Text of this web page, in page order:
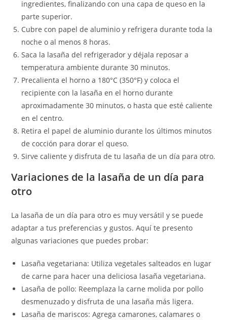
ingredientes, finalizando con una capa de queso en la
parte superior.
Cubre con papel de aluminio y refrigera durante toda la
noche o al menos 8 horas.
Saca la lasaña del refrigerador y déjala reposar a
temperatura ambiente durante 30 minutos.
Precalienta el horno a 180°C (350°F) y coloca el
recipiente con la lasaña en el horno durante
aproximadamente 30 minutos, o hasta que esté caliente
en el centro.
Retira el papel de aluminio durante los últimos minutos
de cocción para dorar el queso.
Sirve caliente y disfruta de tu lasaña de un día para otro.
Variaciones de la lasaña de un día para
otro
La lasaña de un día para otro es muy versátil y se puede
adaptar a tus preferencias y gustos. Aquí te presento
algunas variaciones que puedes probar:
Lasaña vegetariana: Utiliza vegetales salteados en lugar
de carne para hacer una deliciosa lasaña vegetariana.
Lasaña de pollo: Reemplaza la carne molida por pollo
desmenuzado y disfruta de una lasaña más ligera.
Lasaña de mariscos: Agrega camarones, calamares o